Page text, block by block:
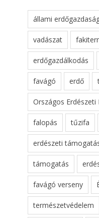
állami
vadászat
erdőgazdálkodás
favágó erdő
Országos Erdészeti
falopás tűzifa
erdészeti
támogatás
favágó verseny
természetvédelem